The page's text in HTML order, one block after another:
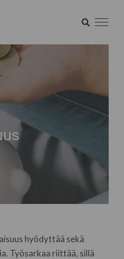
hyödyttää sekä
Työsarkaa riittää, sillä